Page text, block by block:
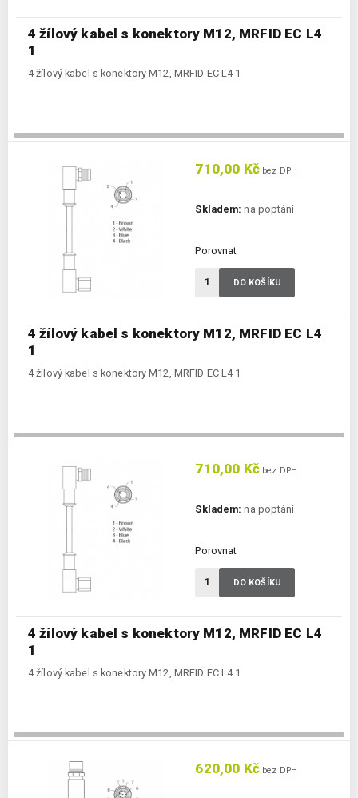
4 žílový kabel s konektory M12, MRFID EC L4
1
4 žílový kabel s konektory M12, MRFID EC L4 1
4 žílový kabel s konektory M12, MRFID EC L4
1
4 žílový kabel s konektory M12, MRFID EC L4 1
710,00 Kč bez DPH
Skladem: na poptání
Porovnat
DO KOŠÍKU
4 žílový kabel s konektory M12, MRFID EC L4
1
4 žílový kabel s konektory M12, MRFID EC L4 1
710,00 Kč bez DPH
Skladem: na poptání
Porovnat
DO KOŠÍKU
620,00 Kč bez DPH